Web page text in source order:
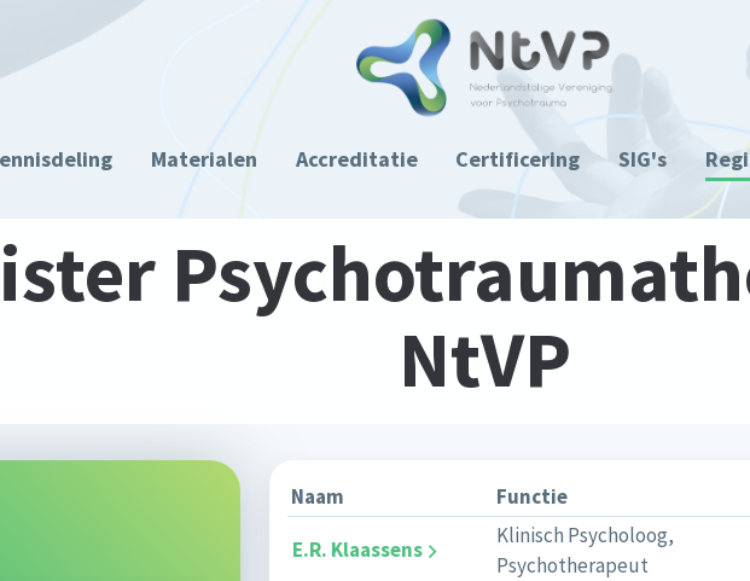
Materialen Accreditatie Certificering SIG's
NtVP
Naam Functie
E.R. Klaassens
Klinisch Psycholoog,
Psychotherapeut